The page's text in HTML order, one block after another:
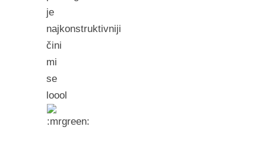
je
najkonstruktivniji
čini
mi
se
loool